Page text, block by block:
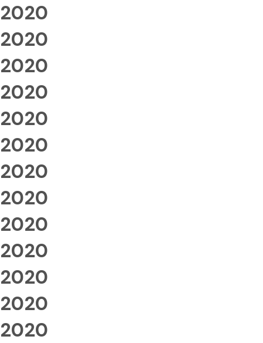
2020
2020
2020
2020
2020
2020
2020
2020
2020
2020
2020
2020
2020